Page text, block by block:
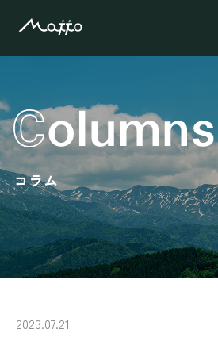
コラム
2023.07.21